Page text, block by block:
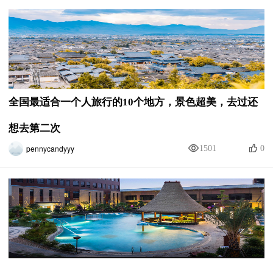
全国最适合一个人旅行的10个地方，景色超美，去过还
想去第二次
pennycandyyy 0
1501